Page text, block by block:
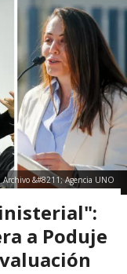
Archivo &#8211; Agencia UNO
a Poduje